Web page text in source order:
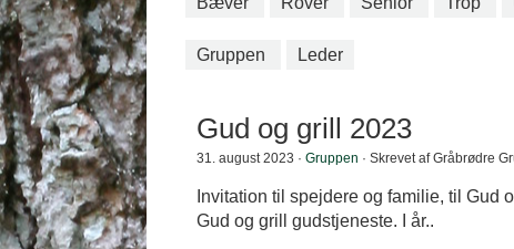
Gruppen Leder
Gud og grill 2023
31. august 2023 · Gruppen · Skrevet af Gråbrødre
Invitation til spejdere og familie, til Gud
Gud og grill gudstjeneste. I år..